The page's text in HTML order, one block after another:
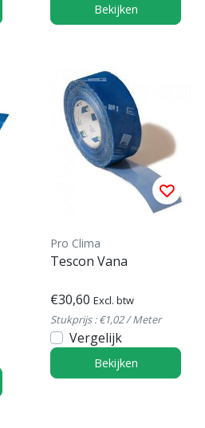
Bekijken
Pro Clima
Tescon Vana
€30,60 Excl. btw
Stukprijs : €1,02 / Meter
Vergelijk
Bekijken